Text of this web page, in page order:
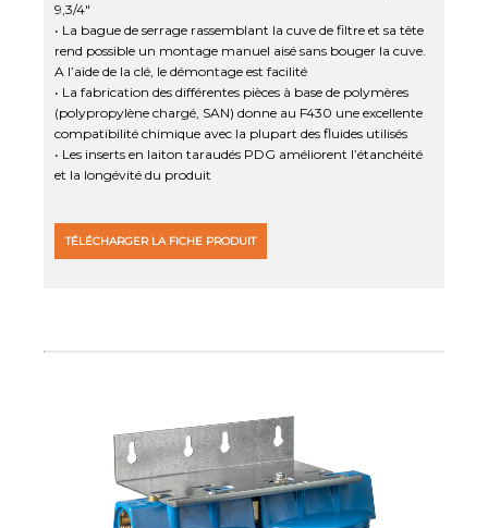
9,3/4"
• La bague de serrage rassemblant la cuve de filtre et sa tête
rend possible un montage manuel aisé sans bouger la cuve.
A l’aide de la clé, le démontage est facilité
• La fabrication des différentes pièces à base de polymères
(polypropylène chargé, SAN) donne au F430 une excellente
compatibilité chimique avec la plupart des fluides utilisés
• Les inserts en laiton taraudés PDG améliorent l’étanchéité
et la longévité du produit
TÉLÉCHARGER LA FICHE PRODUIT